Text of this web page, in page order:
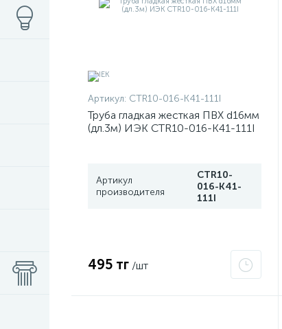
Артикул: CTR10-016-K41-111I
Труба гладкая жесткая ПВХ d16мм
(дл.3м) ИЭК CTR10-016-K41-111I
Артикул
производителя
CTR10-
016-K41-
111I
495 тг /шт